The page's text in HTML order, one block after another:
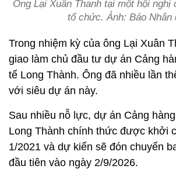
Ông Lại Xuân Thanh tại một hội nghị
tổ chức. Ảnh: Báo Nhân
Trong nhiệm kỳ của ông Lại Xuân
giao làm chủ đầu tư dự án Cảng
tế Long Thành. Ông đã nhiều lần
với siêu dự án này.
Sau nhiều nỗ lực, dự án Cảng
Long Thành chính thức được khởi
1/2021 và dự kiến sẽ đón chuyến
đầu tiên vào ngày 2/9/2026.